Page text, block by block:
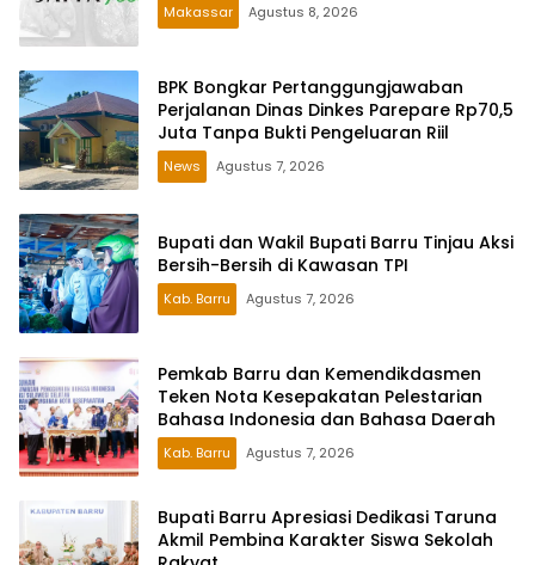
Makassar Agustus 8, 2026
BPK Bongkar Pertanggungjawaban
Perjalanan Dinas Dinkes Parepare Rp70,5
Juta Tanpa Bukti Pengeluaran Riil
News Agustus 7, 2026
Bupati dan Wakil Bupati Barru Tinjau Aksi
Bersih-Bersih di Kawasan TPI
Kab. Barru Agustus 7, 2026
Pemkab Barru dan Kemendikdasmen
Teken Nota Kesepakatan Pelestarian
Bahasa Indonesia dan Bahasa Daerah
Kab. Barru Agustus 7, 2026
Bupati Barru Apresiasi Dedikasi Taruna
Akmil Pembina Karakter Siswa Sekolah